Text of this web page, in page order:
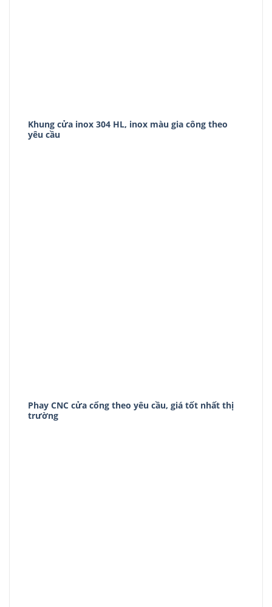
Khung cửa inox 304 HL, inox màu gia công theo
yêu cầu
Phay CNC cửa cổng theo yêu cầu, giá tốt nhất thị
trường